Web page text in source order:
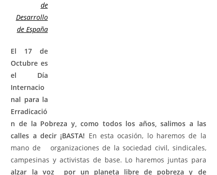
de
Desarrollo
de España
El 17 de
Octubre es
el Día
Internacio
nal para la
Erradicació
n de la Pobreza y, como todos los años, salimos a las
calles a decir ¡BASTA! En esta ocasión, lo haremos de la
mano de organizaciones de la sociedad civil, sindicales,
campesinas y activistas de base. Lo haremos juntas para
alzar la voz por un planeta libre de pobreza y de